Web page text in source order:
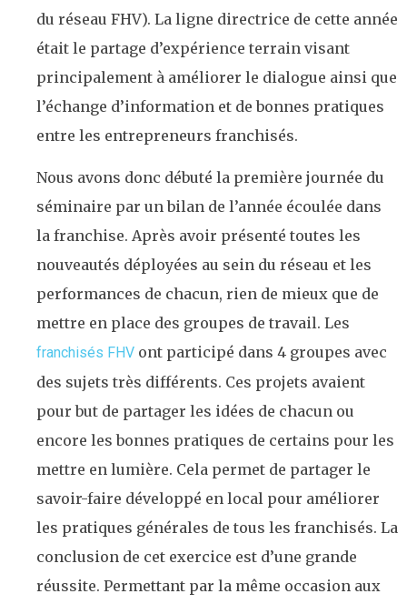
du réseau FHV). La ligne directrice de cette année
était le partage d’expérience terrain visant
principalement à améliorer le dialogue ainsi que
l’échange d’information et de bonnes pratiques
entre les entrepreneurs franchisés.
Nous avons donc débuté la première journée du
séminaire par un bilan de l’année écoulée dans
la franchise. Après avoir présenté toutes les
nouveautés déployées au sein du réseau et les
performances de chacun, rien de mieux que de
mettre en place des groupes de travail. Les
franchisés FHV ont participé dans 4 groupes avec
des sujets très différents. Ces projets avaient
pour but de partager les idées de chacun ou
encore les bonnes pratiques de certains pour les
mettre en lumière. Cela permet de partager le
savoir-faire développé en local pour améliorer
les pratiques générales de tous les franchisés. La
conclusion de cet exercice est d’une grande
réussite. Permettant par la même occasion aux